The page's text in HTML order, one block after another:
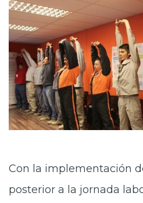
Con la implementación
posterior a la jornada